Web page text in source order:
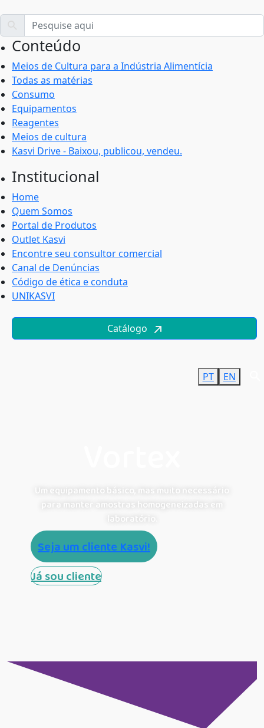
Conteúdo
Meios de Cultura para a Indústria Alimentícia
Todas as matérias
Consumo
Equipamentos
Reagentes
Meios de cultura
Kasvi Drive - Baixou, publicou, vendeu.
Institucional
Home
Quem Somos
Portal de Produtos
Outlet Kasvi
Encontre seu consultor comercial
Canal de Denúncias
Código de ética e conduta
UNIKASVI
Catálogo
PT EN
Um equipamento básico, mas muito necessário
para manter amostras homogeneizadas em
laboratório.
Seja um cliente Kasvi!
Já sou cliente